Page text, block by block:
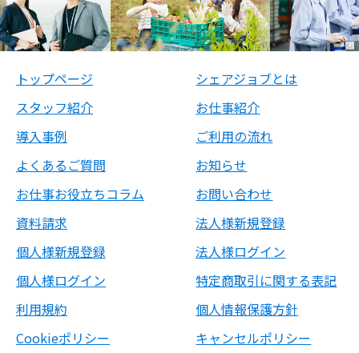
トップページ
シェアジョブとは
スタッフ紹介
お仕事紹介
導入事例
ご利用の流れ
よくあるご質問
お知らせ
お仕事お役立ちコラム
お問い合わせ
資料請求
法人様新規登録
個人様新規登録
法人様ログイン
個人様ログイン
特定商取引に関する表記
利用規約
個人情報保護方針
Cookieポリシー
キャンセルポリシー